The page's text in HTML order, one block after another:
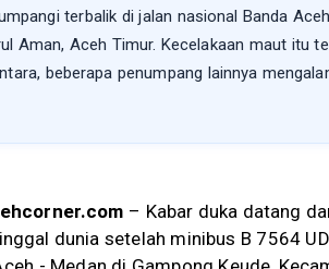
terbalik di jalan nasional Banda
Aman, Aceh Timur. Kecelakaan maut itu
beberapa penumpang lainnya
– Kabar duka datang
dunia setelah minibus B 7564